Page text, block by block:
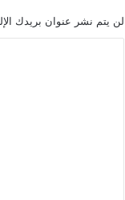
لن يتم نشر عنوان بريدك